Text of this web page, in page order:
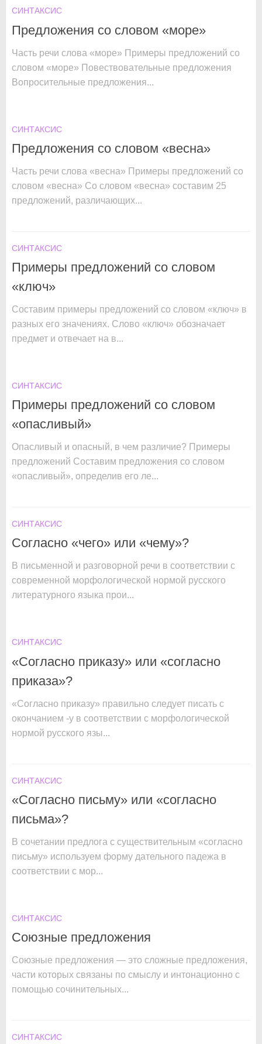
СИНТАКСИС
Предложения со словом «море»
Часть речи слова «море» Примеры предложений со
словом «море» Повествовательные предложения
Вопросительные предложения...
СИНТАКСИС
Предложения со словом «весна»
Часть речи слова «весна» Примеры предложений со
словом «весна» Со словом «весна» составим 25
предложений, различающих...
СИНТАКСИС
Примеры предложений со словом
«ключ»
Составим примеры предложений со словом «ключ» в
разных его значениях. Слово «ключ» обозначает
предмет и отвечает на в...
СИНТАКСИС
Примеры предложений со словом
«опасливый»
Опасливый и опасный, в чем различие? Примеры
предложений Составим предложения со словом
«опасливый», определив его ле...
СИНТАКСИС
Согласно «чего» или «чему»?
В письменной и разговорной речи в соответствии с
современной морфологической нормой русского
литературного языка прои...
СИНТАКСИС
«Согласно приказу» или «согласно
приказа»?
«Согласно приказу» правильно следует писать с
окончанием -у в соответствии с морфологической
нормой русского язы...
СИНТАКСИС
«Согласно письму» или «согласно
письма»?
В сочетании предлога с существительным «согласно
письму» используем форму дательного падежа в
соответствии с мор...
СИНТАКСИС
Союзные предложения
Союзные предложения — это сложные предложения,
части которых связаны по смыслу и интонационно с
помощью сочинительных...
СИНТАКСИС